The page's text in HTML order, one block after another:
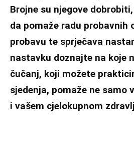
Brojne su njegove
da pomaže radu probavnih
probavu te sprječava
nastavku doznajte na koje
čučanj, koji možete
sjedenja, pomaže ne samo
i vašem cjelokupnom